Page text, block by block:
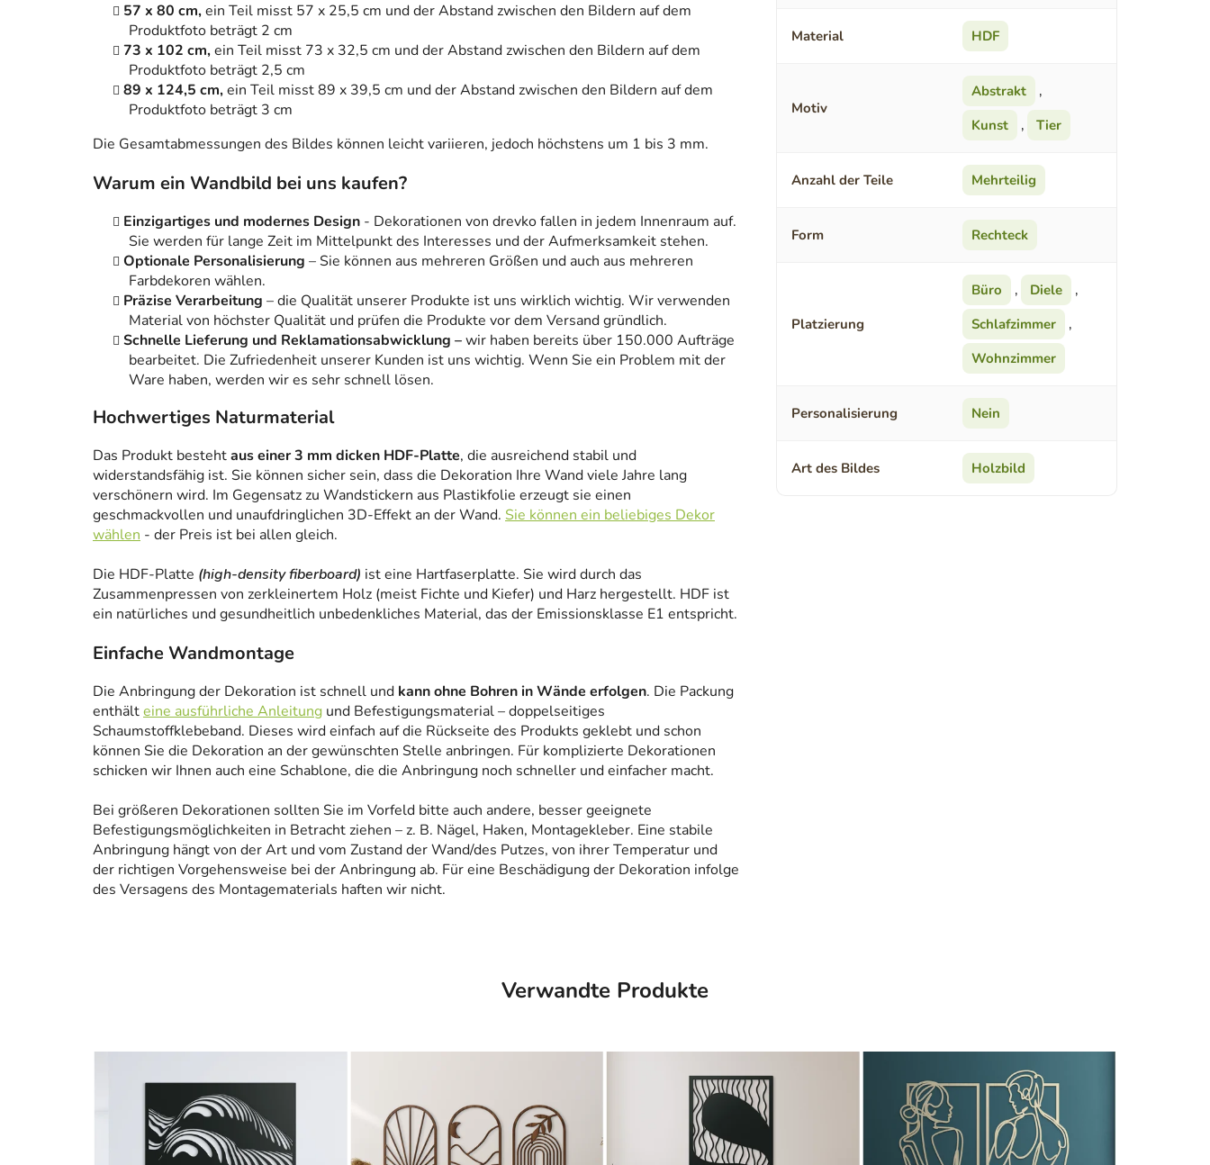
57 x 80 cm,ein Teil misst 57 x 25,5 cm und der Abstand zwischen den Bildern auf dem
Produktfoto beträgt 2 cm
73 x 102 cm,ein Teil misst 73 x 32,5 cm und der Abstand zwischen den Bildern auf dem
Produktfoto beträgt 2,5 cm
89 x 124,5 cm,ein Teil misst 89 x 39,5 cm und der Abstand zwischen den Bildern auf dem
Produktfoto beträgt 3 cm
Die Gesamtabmessungen des Bildes können leicht variieren, jedoch höchstens um 1 bis 3 mm.
Warum ein Wandbild bei uns kaufen?
Einzigartiges und modernes Design - Dekorationen von drevko fallen in jedem Innenraum auf.
Sie werden für lange Zeit im Mittelpunkt des Interesses und der Aufmerksamkeit stehen.
Optionale Personalisierung – Sie können aus mehreren Größen und auch aus mehreren
Farbdekoren wählen.
Präzise Verarbeitung – die Qualität unserer Produkte ist uns wirklich wichtig. Wir verwenden
Material von höchster Qualität und prüfen die Produkte vor dem Versand gründlich.
Schnelle Lieferung und Reklamationsabwicklung –wir haben bereits über 150.000 Aufträge
bearbeitet. Die Zufriedenheit unserer Kunden ist uns wichtig. Wenn Sie ein Problem mit der
Ware haben, werden wir es sehr schnell lösen.
Hochwertiges Naturmaterial
Das Produkt bestehtaus einer 3 mm dicken HDF-Platte, die ausreichend stabil und
widerstandsfähig ist. Sie können sicher sein, dass die Dekoration Ihre Wand viele Jahre lang
verschönern wird. Im Gegensatz zu Wandstickern aus Plastikfolie erzeugt sie einen
geschmackvollen und unaufdringlichen 3D-Effekt an der Wand. Sie können ein beliebiges Dekor
wählen - der Preis ist bei allen gleich.
Die HDF-Platte (high-density fiberboard) ist eine Hartfaserplatte. Sie wird durch das
Zusammenpressen von zerkleinertem Holz (meist Fichte und Kiefer) und Harz hergestellt. HDF ist
ein natürliches und gesundheitlich unbedenkliches Material, das der Emissionsklasse E1 entspricht.
Einfache Wandmontage
Die Anbringung der Dekoration ist schnell und kann ohne Bohren in Wände erfolgen. Die Packung
enthälteine ausführliche Anleitung und Befestigungsmaterial – doppelseitiges
Schaumstoffklebeband. Dieses wird einfach auf die Rückseite des Produkts geklebt und schon
können Sie die Dekoration an der gewünschten Stelle anbringen. Für komplizierte Dekorationen
schicken wir Ihnen auch eine Schablone, die die Anbringung noch schneller und einfacher macht.
Bei größeren Dekorationen sollten Sie im Vorfeld bitte auch andere, besser geeignete
Befestigungsmöglichkeiten in Betracht ziehen – z. B. Nägel, Haken, Montagekleber. Eine stabile
Anbringung hängt von der Art und vom Zustand der Wand/des Putzes, von ihrer Temperatur und
der richtigen Vorgehensweise bei der Anbringung ab. Für eine Beschädigung der Dekoration infolge
des Versagens des Montagematerials haften wir nicht.
Material HDF
Motiv
Abstrakt
,
Kunst
, Tier
Anzahl der Teile Mehrteilig
Form Rechteck
Platzierung
Büro , Diele
,
Schlafzimmer
,
Wohnzimmer
Personalisierung Nein
Art des Bildes Holzbild
Verwandte Produkte